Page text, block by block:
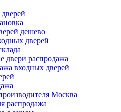
дешево
дверей
двери распродажа
входных дверей
Москва
распродажа